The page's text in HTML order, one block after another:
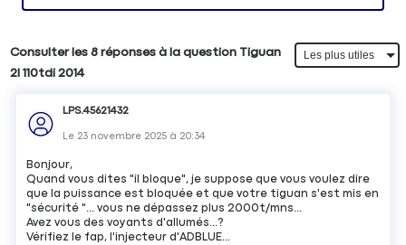
Consulter les 8 réponses à la question Tiguan
2l 110tdi 2014
LPS.45621432
Le 23 novembre 2025 à 20:34
Bonjour,
Quand vous dites "il bloque", je suppose que vous voulez dire
que la puissance est bloquée et que votre tiguan s'est mis en
"sécurité "... vous ne dépassez plus 2000t/mns...
Avez vous des voyants d'allumés...?
Vérifiez le fap, l'injecteur d'ADBLUE...